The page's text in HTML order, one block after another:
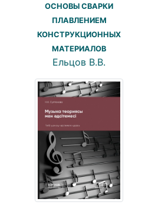
ОСНОВЫ СВАРКИ
ПЛАВЛЕНИЕМ
КОНСТРУКЦИОННЫХ
МАТЕРИАЛОВ
Ельцов В.В.